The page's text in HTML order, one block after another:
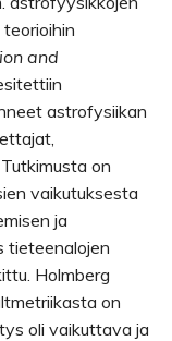
and
astrofysiikan
on
vaikutuksesta
ja
tieteenalojen
Holmberg
on
oli vaikuttava ja